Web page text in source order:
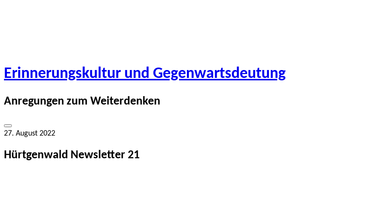
Erinnerungskultur und Gegenwartsdeutung
Anregungen zum Weiterdenken
Seitenleiste
umschalten
27. August 2022
Hürtgenwald Newsletter 21